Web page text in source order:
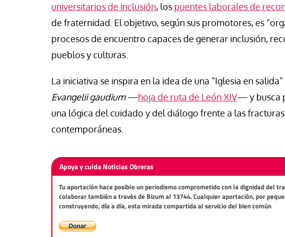
universitarios de inclusión, los puentes laborales de
de fraternidad. El objetivo, según sus promotores, es
procesos de encuentro capaces de generar inclusión,
pueblos y culturas.
La iniciativa se inspira en la idea de una “Iglesia en
Evangelii gaudium—hoja de ruta de León XIV— y busca
una lógica del cuidado y del diálogo frente a las
contemporáneas.
Apoya y cuida Noticias Obreras
Tu aportación hace posible un periodismo comprometido con la dignidad del
colaborar también a través de Bizum al 13744. Cualquier aportación, por
construyendo, día a día, esta mirada compartida al servicio del bien común